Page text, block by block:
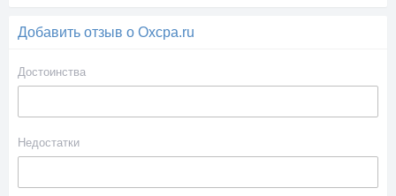
Добавить отзыв о Oxcpa.ru
Достоинства
Недостатки